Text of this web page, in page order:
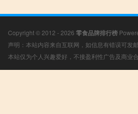
Copyright © 2012 - 2026 零食品牌排行榜
声明：本站内容来自互联网，如信息有错误可发
本站仅为个人兴趣爱好，不接盈利性广告及商业